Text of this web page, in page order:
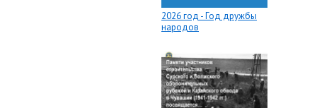
2026 год - Год дружбы
народов